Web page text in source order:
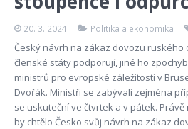
20. 3. 2024 Politika a ekonomika
Český návrh na zákaz dovozu ruského
členské státy podporují, jiné ho
ministrů pro evropské záležitosti v
Dvořák. Ministři se zabývali zejména
se uskuteční ve čtvrtek a v pátek.
by chtělo Česko svůj návrh na zákaz